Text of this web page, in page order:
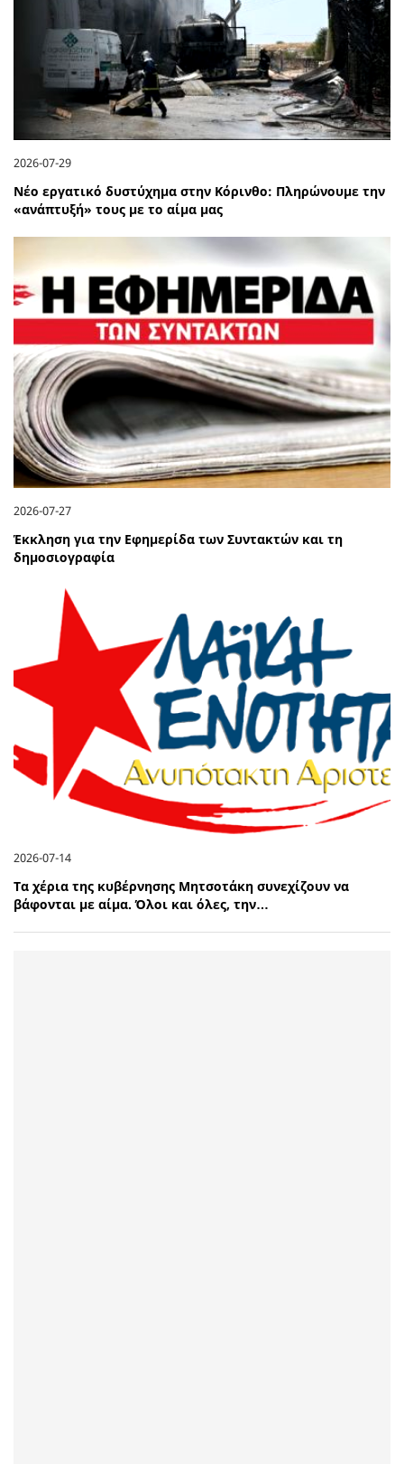
2026-07-29
Νέο εργατικό δυστύχημα στην Κόρινθο: Πληρώνουμε την
«ανάπτυξή» τους με το αίμα μας
2026-07-27
Έκκληση για την Εφημερίδα των Συντακτών και τη
δημοσιογραφία
2026-07-14
Τα χέρια της κυβέρνησης Μητσοτάκη συνεχίζουν να
βάφονται με αίμα. Όλοι και όλες, την…